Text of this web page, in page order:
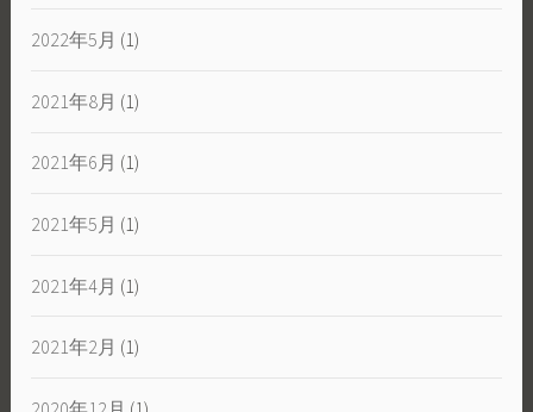
2022年5月 (1)
2021年8月 (1)
2021年6月 (1)
2021年5月 (1)
2021年4月 (1)
2021年2月 (1)